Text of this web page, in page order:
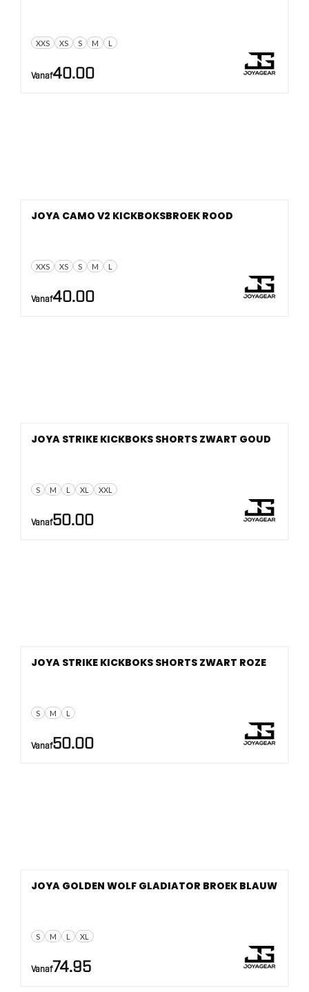
XXS XS S M L
Vanaf40.00
XXS XS S M L
JOYA CAMO V2 KICKBOKSBROEK ROOD
Vanaf40.00
S M L XL XXL
JOYA STRIKE KICKBOKS SHORTS ZWART GOUD
Vanaf50.00
S M L
JOYA STRIKE KICKBOKS SHORTS ZWART ROZE
Vanaf50.00
S M L XL
JOYA GOLDEN WOLF GLADIATOR BROEK BLAUW
Vanaf74.95